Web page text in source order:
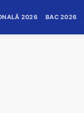
2026 BAC 2026